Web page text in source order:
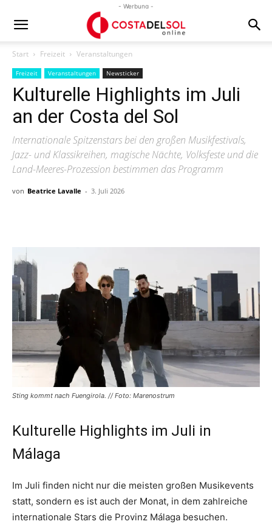
- Werbung -
Start Freizeit Veranstaltungen
Freizeit Veranstaltungen Newsticker
Kulturelle Highlights im Juli
an der Costa del Sol
Internationale Spitzenstars bei den großen Musikfestivals,
Jazz- und Klassikreihen, magische Nächte, Volksfeste und die
Land-Meeres-Prozession bestimmen das Programm
von Beatrice Lavalle - 3. Juli 2026
Sting kommt nach Fuengirola. // Foto: Marenostrum
Kulturelle Highlights im Juli in
Málaga
Im Juli finden nicht nur die meisten großen Musikevents
statt, sondern es ist auch der Monat, in dem zahlreiche
internationale Stars die Provinz Málaga besuchen.